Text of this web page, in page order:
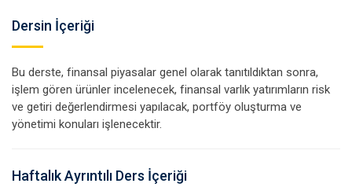
Dersin İçeriği
Bu derste, finansal piyasalar genel olarak tanıtıldıktan sonra,
işlem gören ürünler incelenecek, finansal varlık yatırımların risk
ve getiri değerlendirmesi yapılacak, portföy oluşturma ve
yönetimi konuları işlenecektir.
Haftalık Ayrıntılı Ders İçeriği